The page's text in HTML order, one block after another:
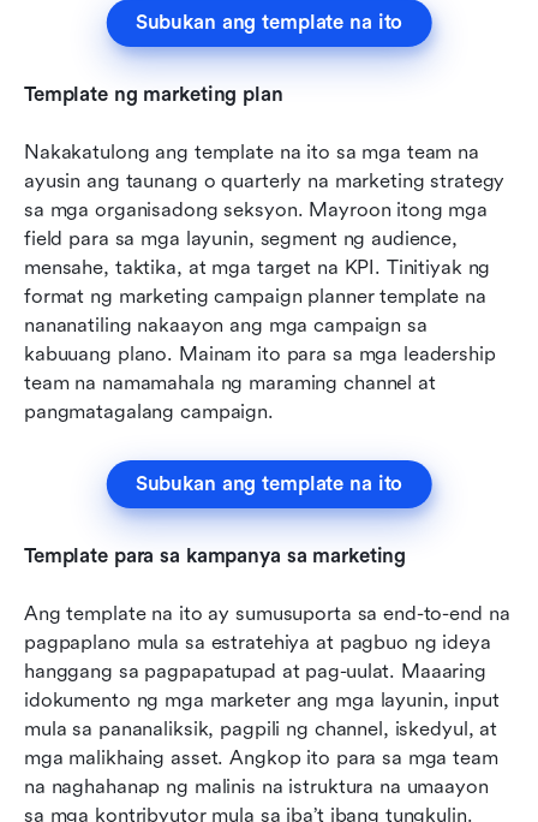
Subukan ang template na ito
Template ng marketing plan
Nakakatulong ang template na ito sa mga team na
ayusin ang taunang o quarterly na marketing strategy
sa mga organisadong seksyon. Mayroon itong mga
field para sa mga layunin, segment ng audience,
mensahe, taktika, at mga target na KPI. Tinitiyak ng
format ng marketing campaign planner template na
nananatiling nakaayon ang mga campaign sa
kabuuang plano. Mainam ito para sa mga leadership
team na namamahala ng maraming channel at
pangmatagalang campaign.
Subukan ang template na ito
Template para sa kampanya sa marketing
Ang template na ito ay sumusuporta sa end-to-end na
pagpaplano mula sa estratehiya at pagbuo ng ideya
hanggang sa pagpapatupad at pag-uulat. Maaaring
idokumento ng mga marketer ang mga layunin, input
mula sa pananaliksik, pagpili ng channel, iskedyul, at
mga malikhaing asset. Angkop ito para sa mga team
na naghahanap ng malinis na istruktura na umaayon
sa mga kontribyutor mula sa iba’t ibang tungkulin.